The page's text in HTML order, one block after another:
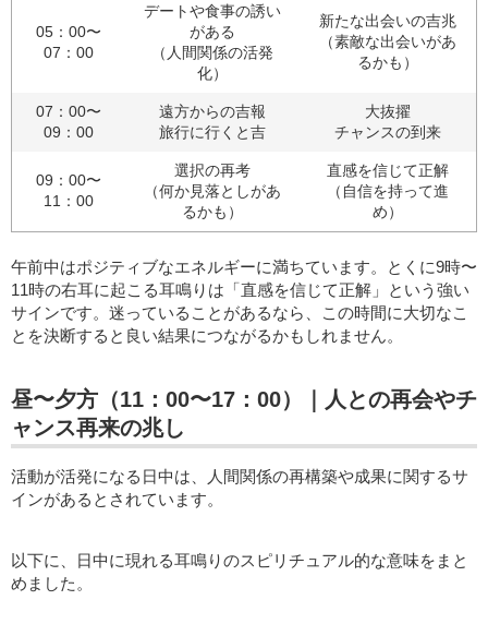
05：00〜
07：00
デートや食事の誘い
がある
（人間関係の活発
化）
新たな出会いの吉兆
（素敵な出会いがあ
るかも）
07：00〜
09：00
遠方からの吉報
旅行に行くと吉
大抜擢
チャンスの到来
09：00〜
11：00
選択の再考
（何か見落としがあ
るかも）
直感を信じて正解
（自信を持って進
め）
午前中はポジティブなエネルギーに満ちています。とくに9時〜
11時の右耳に起こる耳鳴りは「直感を信じて正解」という強い
サインです。迷っていることがあるなら、この時間に大切なこ
とを決断すると良い結果につながるかもしれません。
昼〜夕方（11：00〜17：00）｜人との再会やチ
ャンス再来の兆し
活動が活発になる日中は、人間関係の再構築や成果に関するサ
インがあるとされています。
以下に、日中に現れる耳鳴りのスピリチュアル的な意味をまと
めました。